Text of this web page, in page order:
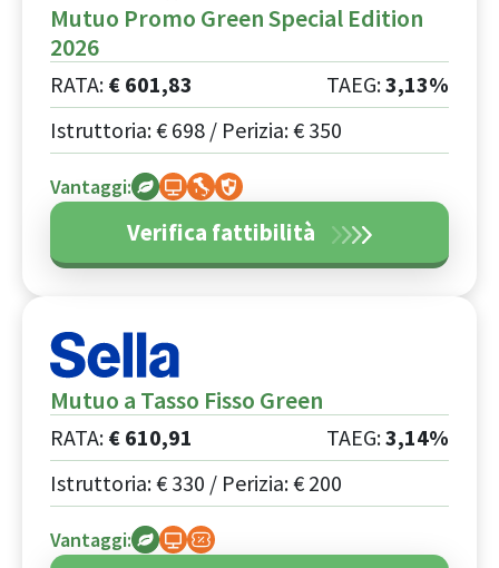
Mutuo Promo Green Special Edition
2026
RATA: € 601,83 TAEG:3,13%
Istruttoria: € 698 / Perizia: € 350
Vantaggi:
Verifica fattibilità
Mutuo a Tasso Fisso Green
RATA: € 610,91 TAEG:3,14%
Istruttoria: € 330 / Perizia: € 200
Vantaggi: